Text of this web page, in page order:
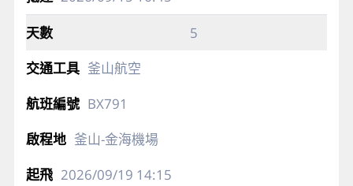
5
釜山航空
BX791
釜山-金海機場
2026/09/19 14:15